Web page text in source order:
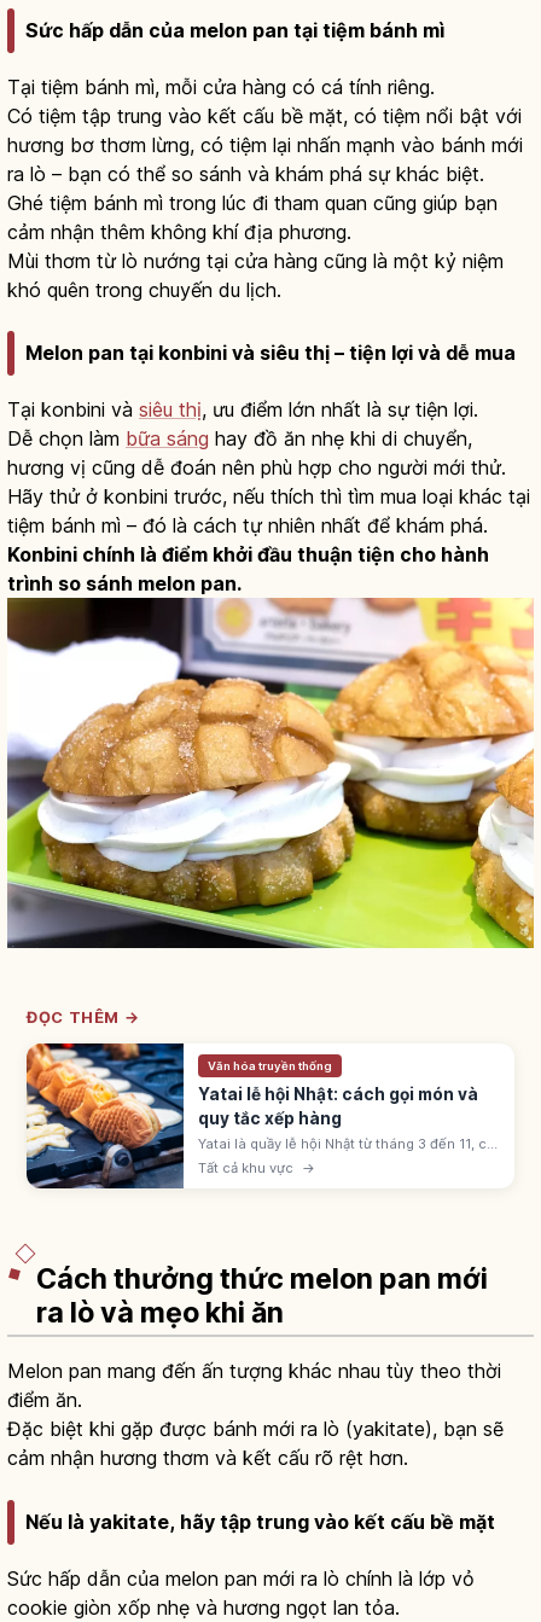
Sức hấp dẫn của melon pan tại tiệm bánh mì
Tại tiệm bánh mì, mỗi cửa hàng có cá tính riêng.
Có tiệm tập trung vào kết cấu bề mặt, có tiệm nổi bật với
hương bơ thơm lừng, có tiệm lại nhấn mạnh vào bánh mới
ra lò – bạn có thể so sánh và khám phá sự khác biệt.
Ghé tiệm bánh mì trong lúc đi tham quan cũng giúp bạn
cảm nhận thêm không khí địa phương.
Mùi thơm từ lò nướng tại cửa hàng cũng là một kỷ niệm
khó quên trong chuyến du lịch.
Melon pan tại konbini và siêu thị – tiện lợi và dễ mua
Tại konbini và siêu thị, ưu điểm lớn nhất là sự tiện lợi.
Dễ chọn làm bữa sáng hay đồ ăn nhẹ khi di chuyển,
hương vị cũng dễ đoán nên phù hợp cho người mới thử.
Hãy thử ở konbini trước, nếu thích thì tìm mua loại khác tại
tiệm bánh mì – đó là cách tự nhiên nhất để khám phá.
Konbini chính là điểm khởi đầu thuận tiện cho hành
trình so sánh melon pan.
ĐỌC THÊM →
Văn hóa truyền thống
Yatai lễ hội Nhật: cách gọi món và
quy tắc xếp hàng
Yatai là quầy lễ hội Nhật từ tháng 3 đến 11, có
ringo-ame, yakisoba, takoyaki, kakigōri. Giá
300-500 yên; xếp hàng theo thứ tự và dịch
Tất cả khu vực →
Cách thưởng thức melon pan mới
ra lò và mẹo khi ăn
Melon pan mang đến ấn tượng khác nhau tùy theo thời
điểm ăn.
Đặc biệt khi gặp được bánh mới ra lò (yakitate), bạn sẽ
cảm nhận hương thơm và kết cấu rõ rệt hơn.
Nếu là yakitate, hãy tập trung vào kết cấu bề mặt
Sức hấp dẫn của melon pan mới ra lò chính là lớp vỏ
cookie giòn xốp nhẹ và hương ngọt lan tỏa.